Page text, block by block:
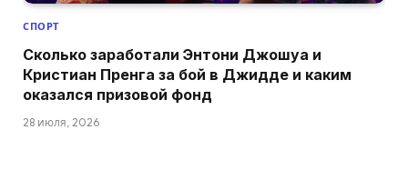
СПОРТ
Сколько заработали Энтони Джошуа и
Кристиан Пренга за бой в Джидде и каким
оказался призовой фонд
28 июля, 2026